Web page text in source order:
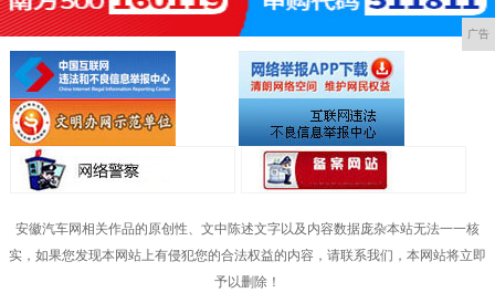
广告
安徽汽车网相关作品的原创性、文中陈述文字以及内容数据庞杂本站无法一一核
实，如果您发现本网站上有侵犯您的合法权益的内容，请联系我们，本网站将立即
予以删除！